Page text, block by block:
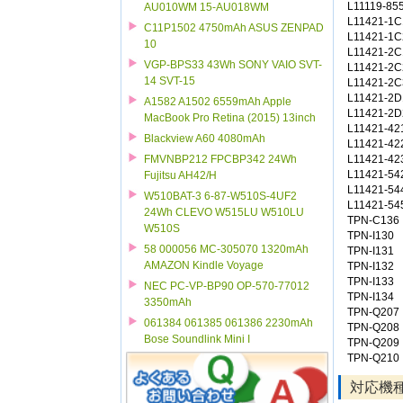
AU010WM 15-AU018WM
C11P1502 4750mAh ASUS ZENPAD
10
VGP-BPS33 43Wh SONY VAIO SVT-
14 SVT-15
A1582 A1502 6559mAh Apple
MacBook Pro Retina (2015) 13inch
Blackview A60 4080mAh
FMVNBP212 FPCBP342 24Wh
Fujitsu AH42/H
W510BAT-3 6-87-W510S-4UF2
24Wh CLEVO W515LU W510LU
W510S
58 000056 MC-305070 1320mAh
AMAZON Kindle Voyage
NEC PC-VP-BP90 OP-570-77012
3350mAh
061384 061385 061386 2230mAh
Bose Soundlink Mini I
L11119-
L11421-
L11421-
L11421-
L11421-
L11421-
L11421-
L11421-
L11421-
L11421-
L11421-
L11421-
L11421-
L11421-
TPN-C136
TPN-I130
TPN-I131
TPN-I132
TPN-I133
TPN-I134
TPN-Q207
TPN-Q208
TPN-Q209
TPN-Q210
対応機